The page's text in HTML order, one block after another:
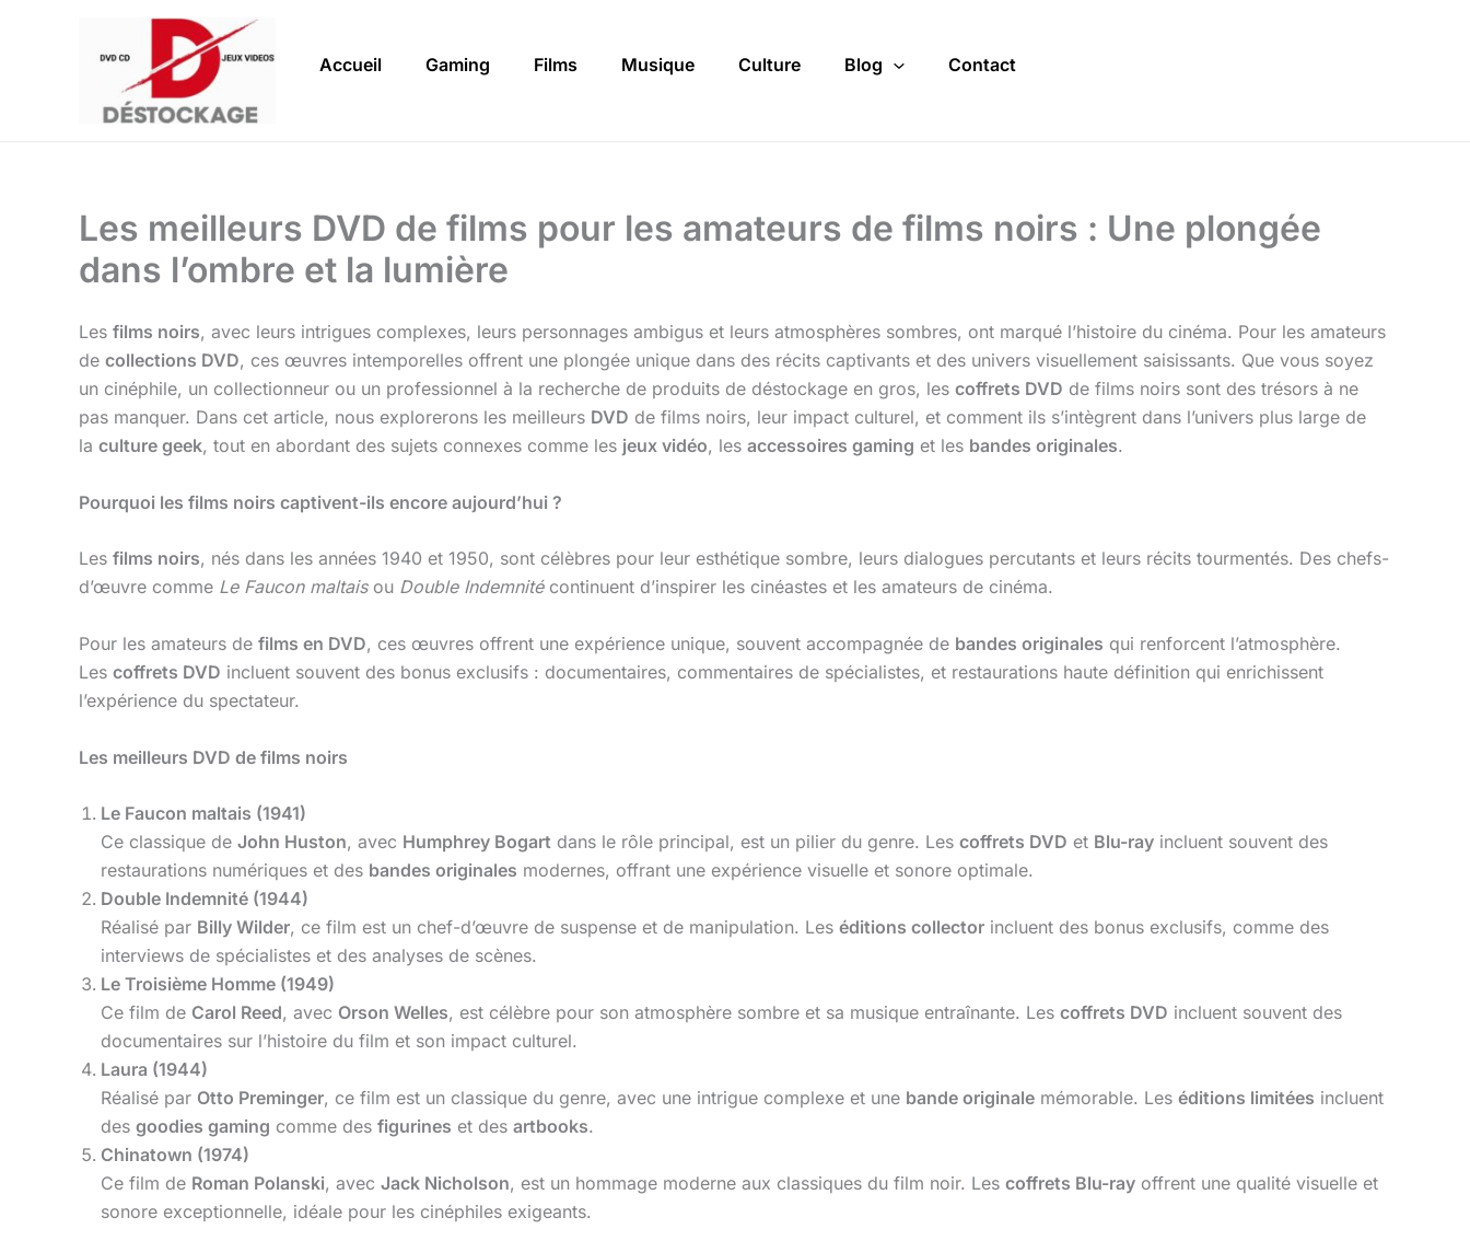
Accueil Gaming Films Musique Culture Blog Contact
Les meilleurs DVD de films pour les amateurs de films noirs : Une plongée
dans l’ombre et la lumière
Les films noirs, avec leurs intrigues complexes, leurs personnages ambigus et leurs atmosphères sombres, ont marqué l’histoire du cinéma. Pour les amateurs
de collections DVD, ces œuvres intemporelles offrent une plongée unique dans des récits captivants et des univers visuellement saisissants. Que vous soyez
un cinéphile, un collectionneur ou un professionnel à la recherche de produits de déstockage en gros, les coffrets DVD de films noirs sont des trésors à ne
pas manquer. Dans cet article, nous explorerons les meilleurs DVD de films noirs, leur impact culturel, et comment ils s’intègrent dans l’univers plus large de
la culture geek, tout en abordant des sujets connexes comme les jeux vidéo, les accessoires gaming et les bandes originales.
Pourquoi les films noirs captivent-ils encore aujourd’hui ?
Les films noirs, nés dans les années 1940 et 1950, sont célèbres pour leur esthétique sombre, leurs dialogues percutants et leurs récits tourmentés. Des chefs-
d’œuvre comme Le Faucon maltaisou Double Indemnitécontinuent d’inspirer les cinéastes et les amateurs de cinéma.
Pour les amateurs de films en DVD, ces œuvres offrent une expérience unique, souvent accompagnée de bandes originales qui renforcent l’atmosphère.
Les coffrets DVD incluent souvent des bonus exclusifs : documentaires, commentaires de spécialistes, et restaurations haute définition qui enrichissent
l’expérience du spectateur.
Les meilleurs DVD de films noirs
Le Faucon maltais (1941)
Ce classique de John Huston, avec Humphrey Bogart dans le rôle principal, est un pilier du genre. Les coffrets DVD et Blu-ray incluent souvent des
restaurations numériques et des bandes originales modernes, offrant une expérience visuelle et sonore optimale.
Double Indemnité (1944)
Réalisé par Billy Wilder, ce film est un chef-d’œuvre de suspense et de manipulation. Les éditions collector incluent des bonus exclusifs, comme des
interviews de spécialistes et des analyses de scènes.
Le Troisième Homme (1949)
Ce film de Carol Reed, avec Orson Welles, est célèbre pour son atmosphère sombre et sa musique entraînante. Les coffrets DVD incluent souvent des
documentaires sur l’histoire du film et son impact culturel.
Laura (1944)
Réalisé par Otto Preminger, ce film est un classique du genre, avec une intrigue complexe et une bande originale mémorable. Les éditions limitées incluent
des goodies gaming comme des figurines et des artbooks.
Chinatown (1974)
Ce film de Roman Polanski, avec Jack Nicholson, est un hommage moderne aux classiques du film noir. Les coffrets Blu-ray offrent une qualité visuelle et
sonore exceptionnelle, idéale pour les cinéphiles exigeants.